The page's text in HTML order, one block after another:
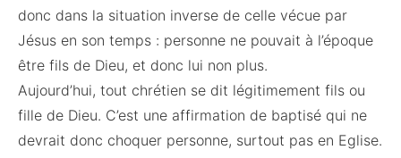
donc dans la situation inverse de celle vécue par
Jésus en son temps : personne ne pouvait à l’époque
être fils de Dieu, et donc lui non plus.
Aujourd’hui, tout chrétien se dit légitimement fils ou
fille de Dieu. C’est une affirmation de baptisé qui ne
devrait donc choquer personne, surtout pas en Eglise.